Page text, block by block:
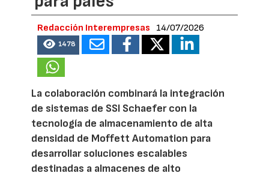
Redacción Interempresas 14/07/2026
1478
La colaboración combinará la integración
de sistemas de SSI Schaefer con la
tecnología de almacenamiento de alta
densidad de Moffett Automation para
desarrollar soluciones escalables
destinadas a almacenes de alto